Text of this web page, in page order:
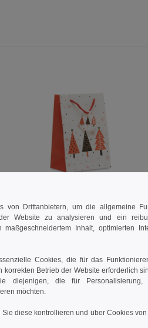
0,90 €
In den Warenkorb
von Drittanbietern, um die allgemeine
Website zu analysieren und ein
Inhalt, optimierten
Cookies, die für das
Betrieb der Website erforderlich
die für Personalisierung,
möchten.
diese kontrollieren und über Cookies von